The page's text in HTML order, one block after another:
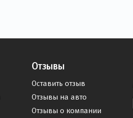
Отзывы
Оставить отзыв
Отзывы на авто
Отзывы о компании